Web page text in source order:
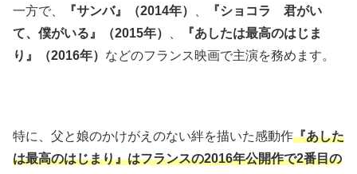
一方で、 『サンバ』（2014年）
『ショコラ 君がい
て、僕がいる』（2015年）
『あしたは最高のはじま
り』（2016年） などのフランス映画で主演を務めます。
特に、父と娘のかけがえのない絆を描いた感動作『あした
は最高のはじまり』はフランスの2016年公開作で2番目の